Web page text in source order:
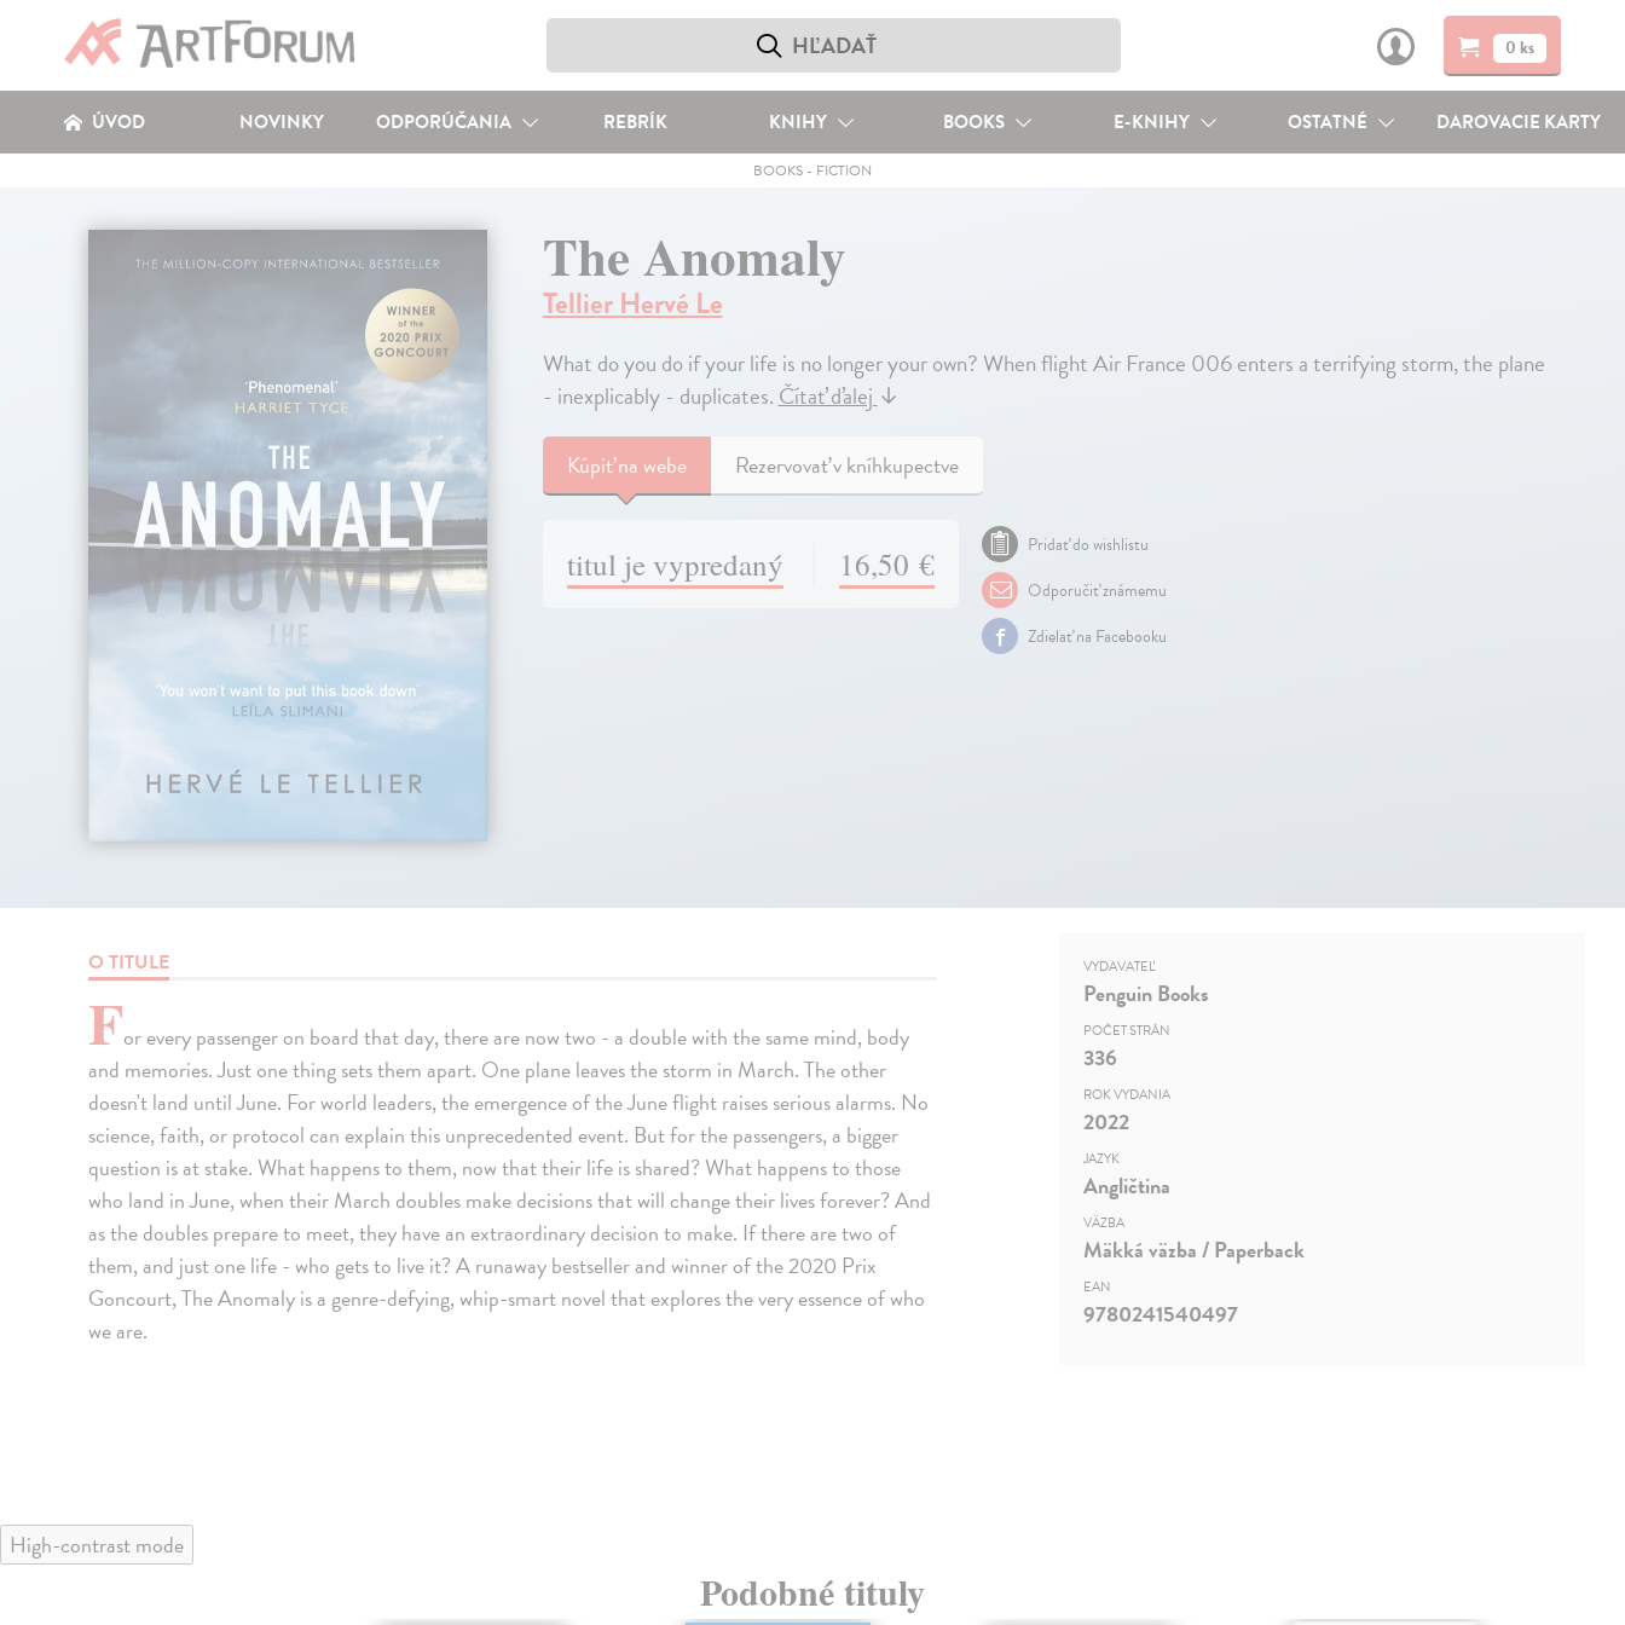
0 ks
ÚVOD NOVINKY ODPORÚČANIA REBRÍK KNIHY BOOKS E-KNIHY OSTATNÉ DAROVACIE KARTY
BOOKS- FICTION
The Anomaly
Tellier Hervé Le
What do you do if your life is no longer your own? When flight Air France 006 enters a terrifying storm, the plane
- inexplicably - duplicates.Čítať ďalej↓
Kúpiťna webe Rezervovať v kníhkupectve
titul je vypredaný 16,50 €
Pridať do wishlistu
Odporučiť známemu
Zdielať na Facebooku
O TITULE
For every passenger on board that day, there are now two - a double with the same mind, body
and memories. Just one thing sets them apart. One plane leaves the storm in March. The other
doesn't land until June. For world leaders, the emergence of the June flight raises serious alarms. No
science, faith, or protocol can explain this unprecedented event. But for the passengers, a bigger
question is at stake. What happens to them, now that their life is shared? What happens to those
who land in June, when their March doubles make decisions that will change their lives forever? And
as the doubles prepare to meet, they have an extraordinary decision to make. If there are two of
them, and just one life - who gets to live it? A runaway bestseller and winner of the 2020 Prix
Goncourt, The Anomaly is a genre-defying, whip-smart novel that explores the very essence of who
we are.
VYDAVATEĽ
Penguin Books
POČET STRÁN
336
ROK VYDANIA
2022
JAZYK
Angličtina
VÄZBA
Mäkká väzba / Paperback
EAN
9780241540497
High-contrast mode
Podobné tituly